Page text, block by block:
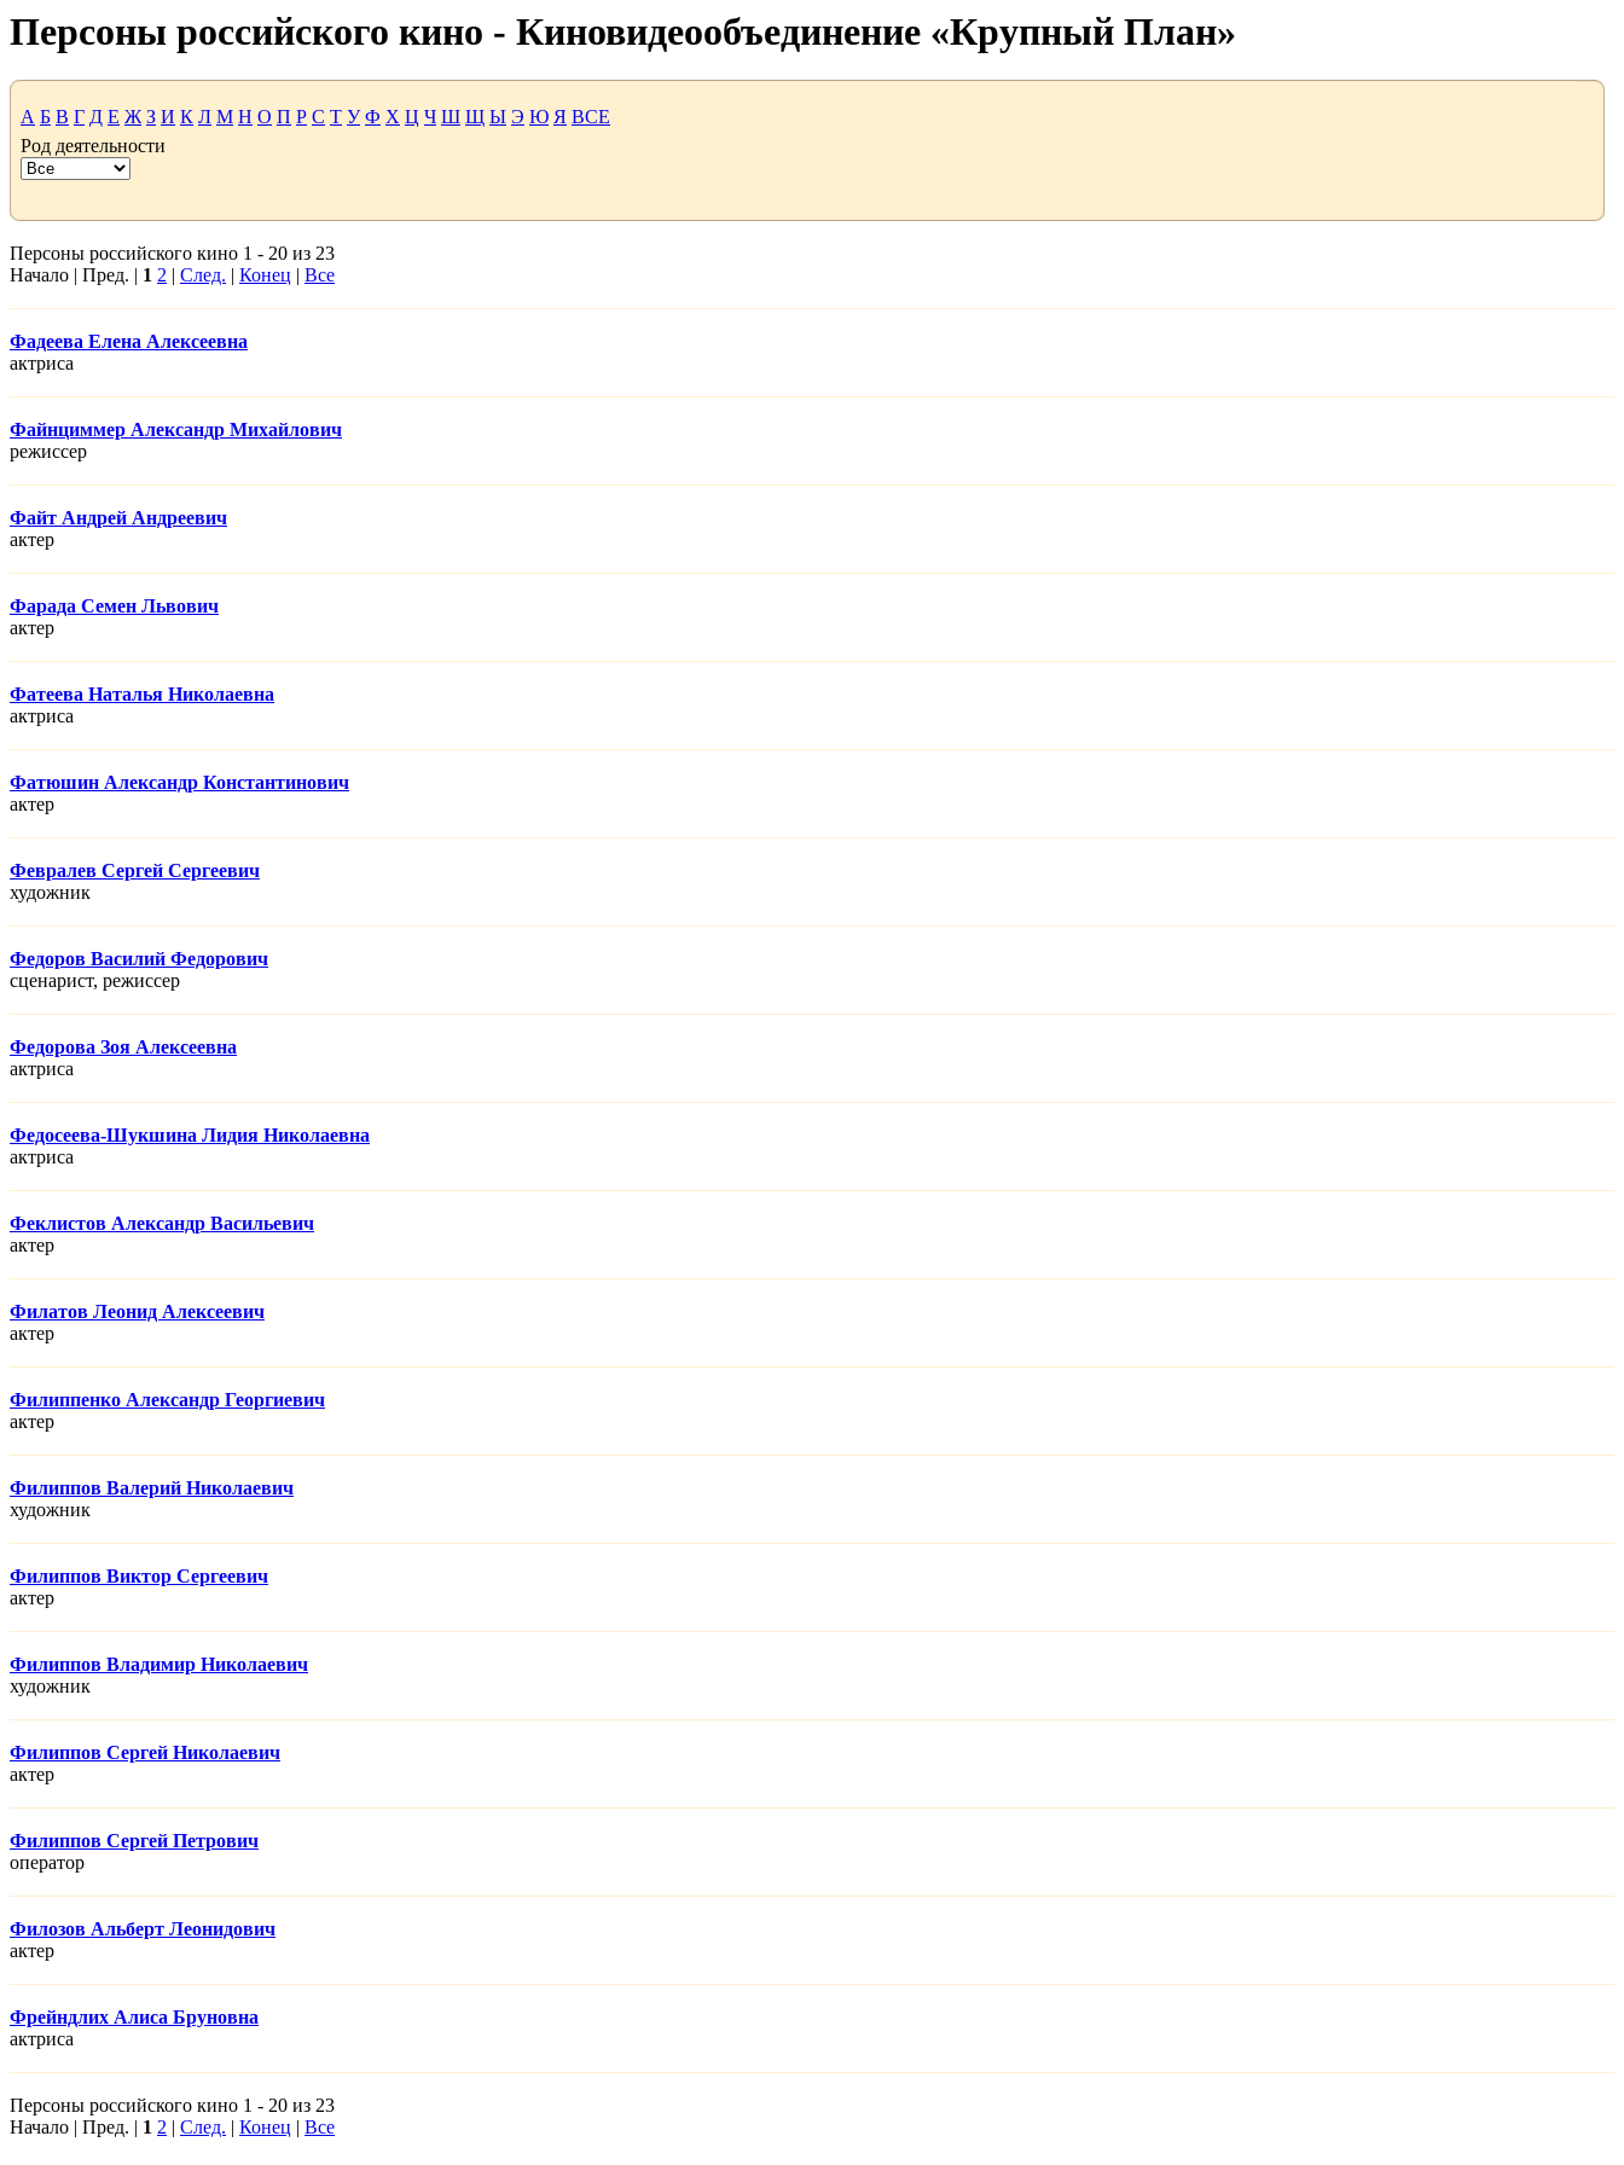
Персоны российского кино - Киновидеообъединение «Крупный План»
А Б В Г Д Е Ж З И К Л М Н О П Р С Т У Ф Х Ц Ч Ш Щ Ы Э Ю Я ВСЕ
Род деятельности
Персоны российского кино 1 - 20 из 23
Начало | Пред. | 1 2 | След. | Конец | Все
Фадеева Елена Алексеевна
актриса
Файнциммер Александр Михайлович
режисcер
Файт Андрей Андреевич
актер
Фарада Семен Львович
актер
Фатеева Наталья Николаевна
актриса
Фатюшин Александр Константинович
актер
Февралев Сергей Сергеевич
художник
Федоров Василий Федорович
сценарист, режисcер
Федорова Зоя Алексеевна
актриса
Федосеева-Шукшина Лидия Николаевна
актриса
Феклистов Александр Васильевич
актер
Филатов Леонид Алексеевич
актер
Филиппенко Александр Георгиевич
актер
Филиппов Валерий Николаевич
художник
Филиппов Виктор Сергеевич
актер
Филиппов Владимир Николаевич
художник
Филиппов Сергей Николаевич
актер
Филиппов Сергей Петрович
оператор
Филозов Альберт Леонидович
актер
Фрейндлих Алиса Бруновна
актриса
Персоны российского кино 1 - 20 из 23
Начало | Пред. | 1 2 | След. | Конец | Все